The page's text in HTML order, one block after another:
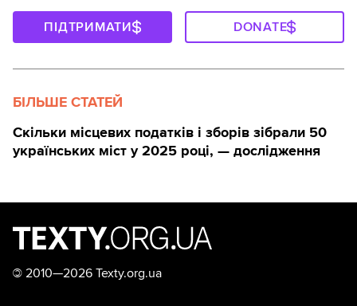
ПІДТРИМАТИ DONATE
БІЛЬШЕ СТАТЕЙ
Скільки місцевих податків і зборів зібрали 50
українських міст у 2025 році, — дослідження
© 2010—2026 Texty.org.ua